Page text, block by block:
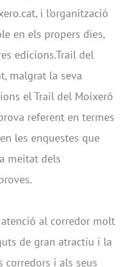
i l’organització
en els propers dies,
edicions.Trail del
malgrat la seva
el Trail del Moixeró
referent en termes
les enquestes que
meitat dels
al corredor molt
de gran atractiu i la
corredors i als seus